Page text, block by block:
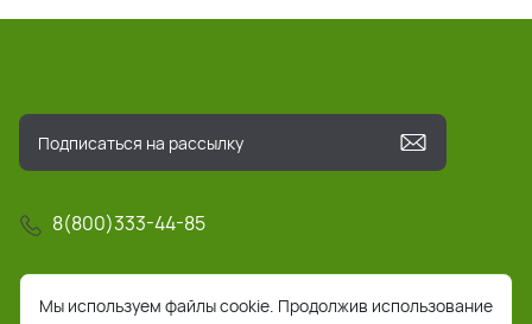
8(800)333-44-85
info@pochta-rts.ru
Мы используем файлы cookie. Продолжив использование